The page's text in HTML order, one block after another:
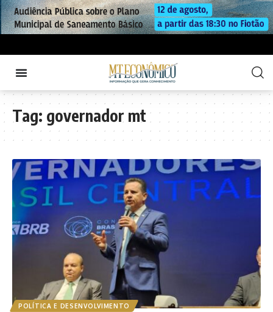
Tag: governador mt
POLÍTICA E DESENVOLVIMENTO